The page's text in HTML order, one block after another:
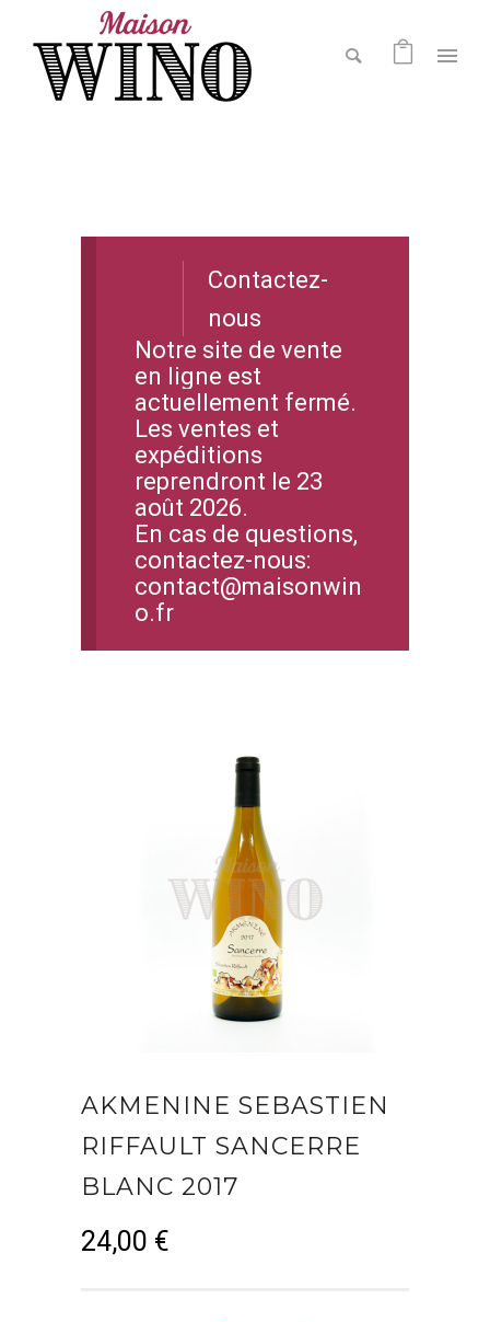
Contactez-
nous
Notre site de vente
en ligne est
actuellement fermé.
Les ventes et
expéditions
reprendront le 23
août 2026.
En cas de questions,
contactez-nous:
contact@maisonwin
o.fr
AKMENINE SEBASTIEN
RIFFAULT SANCERRE
BLANC 2017
24,00 €